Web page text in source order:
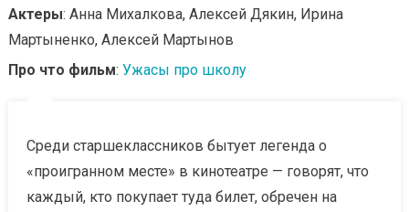
Актеры: Анна Михалкова, Алексей Дякин, Ирина
Мартыненко, Алексей Мартынов
Про что фильм: Ужасы про школу
Среди старшеклассников бытует легенда о
«проигранном месте» в кинотеатре — говорят, что
каждый, кто покупает туда билет, обречен на